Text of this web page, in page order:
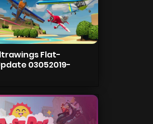
Flat-
03052019-